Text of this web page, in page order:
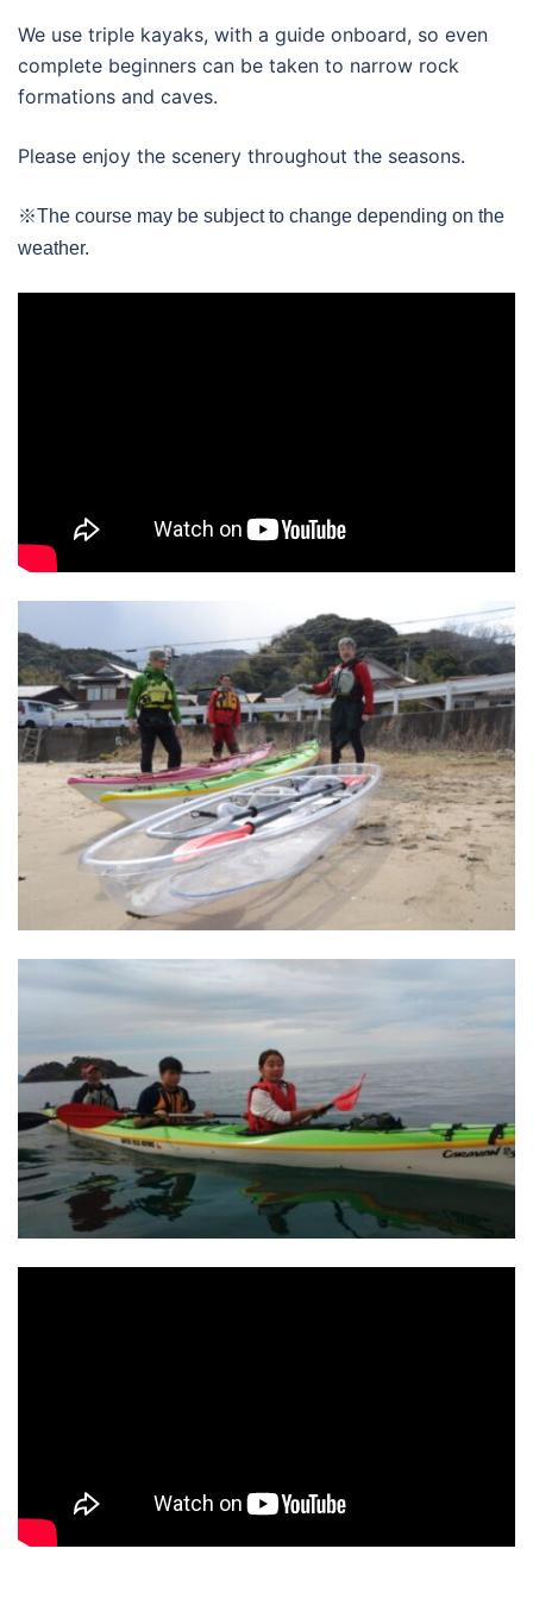
We use triple kayaks, with a guide onboard, so even
complete beginners can be taken to narrow rock
formations and caves.
Please enjoy the scenery throughout the seasons.
※The course may be subject to change depending on the
weather.